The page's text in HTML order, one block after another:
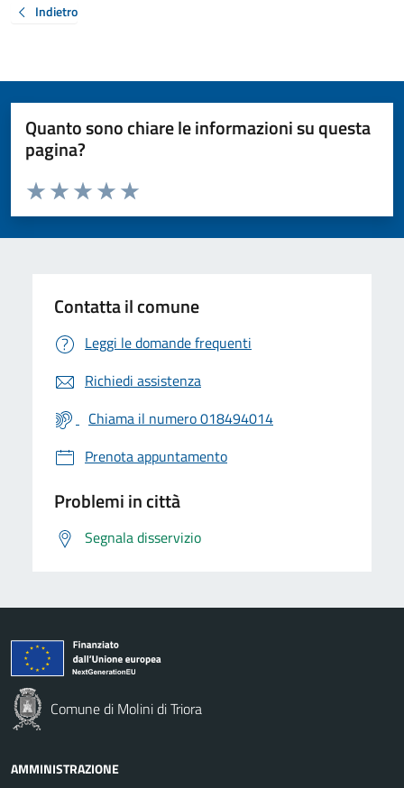
Indietro
Quanto sono chiare le informazioni su questa
pagina?
Valuta da 1 a 5 stelle la pagina
Valuta 5 stelle su 5
Valuta 4 stelle su 5
Valuta 3 stelle su 5
Valuta 2 stelle su 5
Valuta 1 stelle su 5
Contatta il comune
Leggi le domande frequenti
Richiedi assistenza
Chiama il numero 018494014
Prenota appuntamento
Problemi in città
Segnala disservizio
Comune di Molini di Triora
AMMINISTRAZIONE